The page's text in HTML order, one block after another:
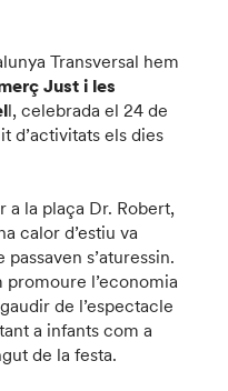
Transversal hem
Just i les
l, celebrada el 24 de
d’activitats els dies
a la plaça Dr. Robert,
calor d’estiu va
s’aturessin.
promoure l’economia
de l’espectacle
a infants com a
de la festa.